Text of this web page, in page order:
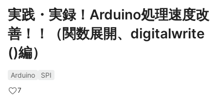
実践・実録！Arduino処理速度改
善！！（関数展開、digitalwrite
()編）
Arduino
SPI
7